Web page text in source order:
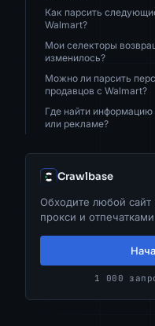
Как парсить
Walmart?
Мои селекторы
изменилось?
Можно ли парсить
продавцов с Walmart?
Где найти
или рекламе?
Crawlbase
Обходите любой сайт
прокси и
1 000